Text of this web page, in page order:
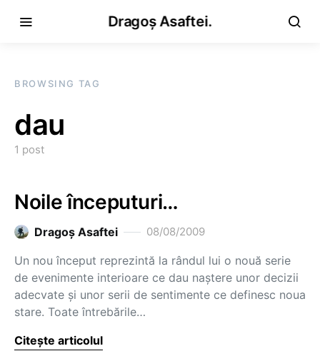
Dragoș Asaftei.
BROWSING TAG
dau
1 post
Noile începuturi…
Dragoş Asaftei 08/08/2009
Un nou început reprezintă la rândul lui o nouă serie
de evenimente interioare ce dau naştere unor decizii
adecvate şi unor serii de sentimente ce definesc noua
stare. Toate întrebările…
Citește articolul